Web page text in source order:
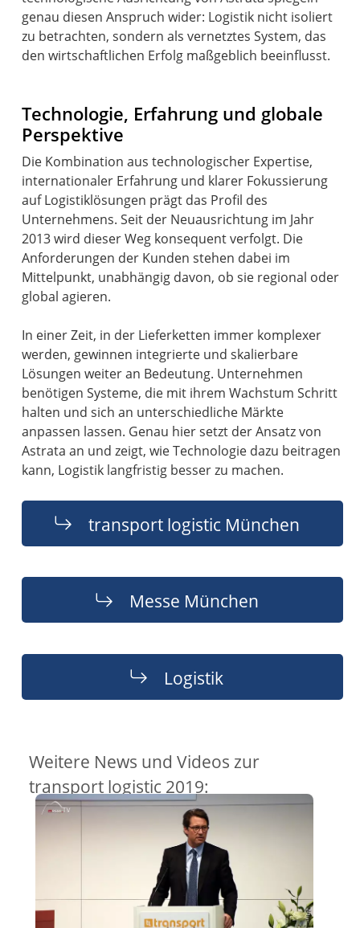
genau diesen Anspruch wider: Logistik nicht isoliert
zu betrachten, sondern als vernetztes System, das
den wirtschaftlichen Erfolg maßgeblich beeinflusst.
Technologie, Erfahrung und globale
Perspektive
Die Kombination aus technologischer Expertise,
internationaler Erfahrung und klarer Fokussierung
auf Logistiklösungen prägt das Profil des
Unternehmens. Seit der Neuausrichtung im Jahr
2013 wird dieser Weg konsequent verfolgt. Die
Anforderungen der Kunden stehen dabei im
Mittelpunkt, unabhängig davon, ob sie regional oder
global agieren.
In einer Zeit, in der Lieferketten immer komplexer
werden, gewinnen integrierte und skalierbare
Lösungen weiter an Bedeutung. Unternehmen
benötigen Systeme, die mit ihrem Wachstum Schritt
halten und sich an unterschiedliche Märkte
anpassen lassen. Genau hier setzt der Ansatz von
Astrata an und zeigt, wie Technologie dazu beitragen
kann, Logistik langfristig besser zu machen.
transport logistic München
Messe München
Logistik
Weitere News und Videos zur
transport logistic 2019: